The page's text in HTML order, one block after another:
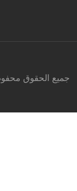
جميع الحقوق